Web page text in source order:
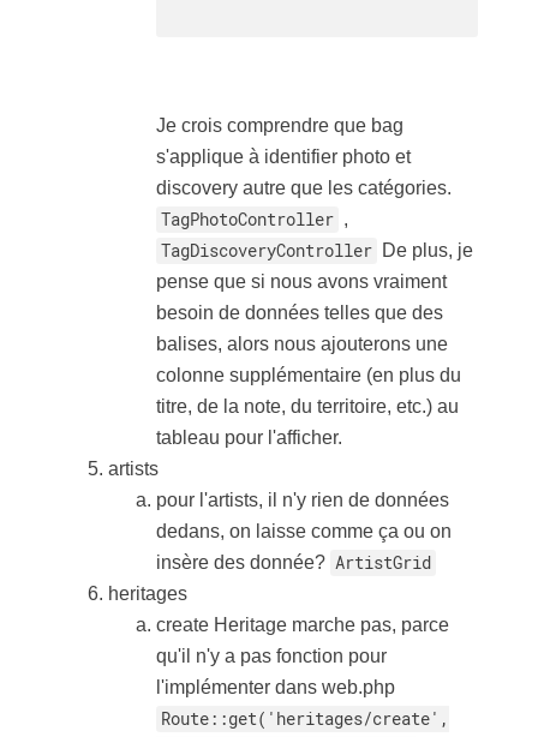
Je crois comprendre que bag
s'applique à identifier photo et
discovery autre que les catégories.
TagPhotoController ,
TagDiscoveryController De plus, je
pense que si nous avons vraiment
besoin de données telles que des
balises, alors nous ajouterons une
colonne supplémentaire (en plus du
titre, de la note, du territoire, etc.) au
tableau pour l'afficher.
artists
pour l'artists, il n'y rien de données
dedans, on laisse comme ça ou on
insère des donnée? ArtistGrid
heritages
create Heritage marche pas, parce
qu'il n'y a pas fonction pour
l'implémenter dans web.php
Route::get('heritages/create',